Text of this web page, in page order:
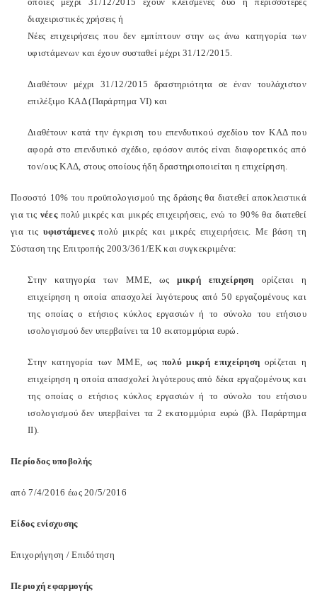
διαχειριστικές χρήσεις ή
Νέες επιχειρήσεις που δεν εμπίπτουν στην ως άνω κατηγορία των
υφιστάμενων και έχουν συσταθεί μέχρι 31/12/2015.
Διαθέτουν μέχρι 31/12/2015 δραστηριότητα σε έναν τουλάχιστον
επιλέξιμο ΚΑΔ (Παράρτημα VI) και
Διαθέτουν κατά την έγκριση του επενδυτικού σχεδίου τον ΚΑΔ που
αφορά στο επενδυτικό σχέδιο, εφόσον αυτός είναι διαφορετικός από
τον/ους ΚΑΔ, στους οποίους ήδη δραστηριοποιείται η επιχείρηση.
Ποσοστό 10% του προϋπολογισμού της δράσης θα διατεθεί αποκλειστικά
για τις νέες πολύ μικρές και μικρές επιχειρήσεις, ενώ το 90% θα διατεθεί
για τις υφιστάμενες πολύ μικρές και μικρές επιχειρήσεις. Με βάση τη
Σύσταση της Επιτροπής 2003/361/ΕΚ και συγκεκριμένα:
Στην κατηγορία των ΜΜΕ, ως μικρή επιχείρηση
ορίζεται η
επιχείρηση η οποία απασχολεί λιγότερους από 50 εργαζομένους και
της οποίας ο ετήσιος κύκλος εργασιών ή το σύνολο του ετήσιου
ισολογισμού δεν υπερβαίνει τα 10 εκατομμύρια ευρώ.
Στην κατηγορία των ΜΜΕ, ως πολύ μικρή επιχείρηση ορίζεται η
επιχείρηση η οποία απασχολεί λιγότερους από δέκα εργαζομένους και
της οποίας ο ετήσιος κύκλος εργασιών ή το σύνολο του ετήσιου
ισολογισμού δεν υπερβαίνει τα 2 εκατομμύρια ευρώ (βλ.Παράρτημα
ΙΙ).
Περίοδος υποβολής
από 7/4/2016 έως 20/5/2016
Είδος ενίσχυσης
Επιχορήγηση / Επιδότηση
Περιοχή εφαρμογής